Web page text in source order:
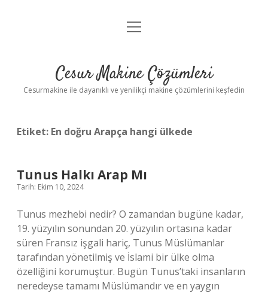
Anasayfa
Yasal Uyarı
menüyü
Cesur Makine Çözümleri
Cesurmakine ile dayanıklı ve yenilikçi makine çözümlerini keşfedin
Etiket: En doğru Arapça hangi ülkede
Tunus Halkı Arap Mı
Tarih: Ekim 10, 2024
Tunus mezhebi nedir? O zamandan bugüne kadar,
19. yüzyılın sonundan 20. yüzyılın ortasına kadar
süren Fransız işgali hariç, Tunus Müslümanlar
tarafından yönetilmiş ve İslami bir ülke olma
özelliğini korumuştur. Bugün Tunus’taki insanların
neredeyse tamamı Müslümandır ve en yaygın